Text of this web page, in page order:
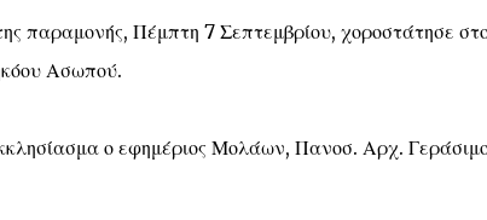
παραμονής, Πέμπτη 7 Σεπτεμβρίου, χοροστάτησε
Ασωπού.
ο εφημέριος Μολάων, Πανοσ. Αρχ.